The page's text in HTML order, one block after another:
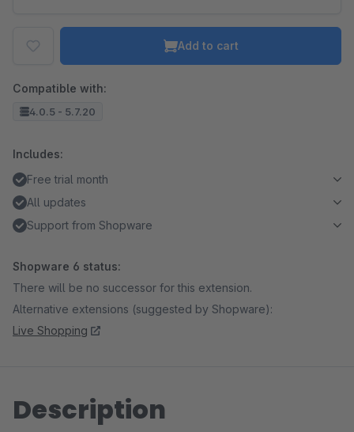
Add to cart
Compatible with:
4.0.5 - 5.7.20
Includes:
Free trial month
All updates
Support from Shopware
Shopware 6 status:
There will be no successor for this extension.
Alternative extensions (suggested by Shopware):
Live Shopping
Description